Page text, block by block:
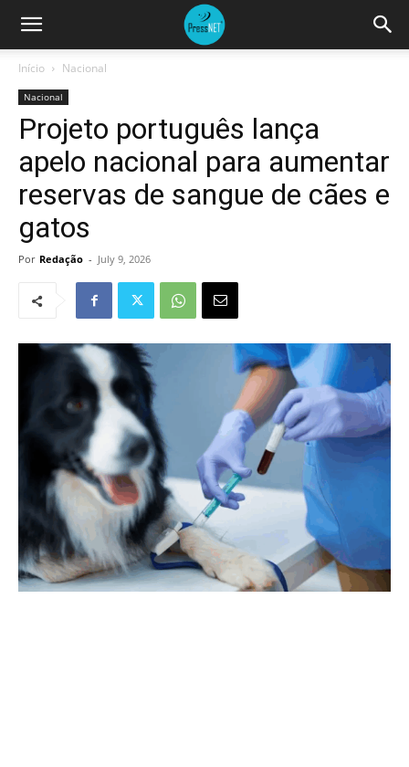
Início Nacional
Nacional
Projeto português lança
apelo nacional para aumentar
reservas de sangue de cães e
gatos
Por Redação - July 9, 2026